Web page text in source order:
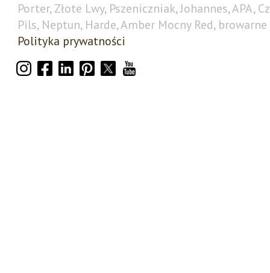
Porter, Złote Lwy, Pszeniczniak, Johannes, APA,
Pils, Neptun, Harde, Amber Mocny Red,
Polityka prywatności